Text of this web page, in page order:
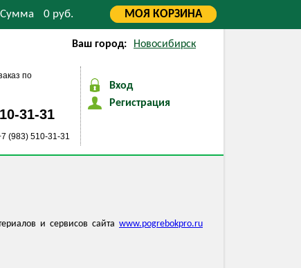
Сумма 0 руб. МОЯ КОРЗИНА
Ваш город: Новосибирск
по
31-31
(983) 510-31-31
Вход
Регистрация
и сервисов сайта www.pogrebokpro.ru